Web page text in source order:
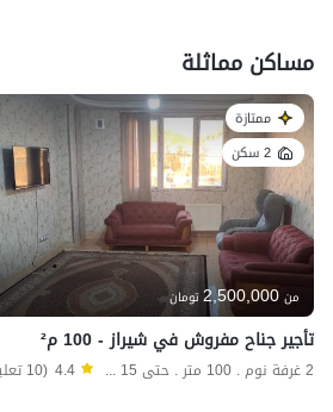
مساكن مماثلة
ممتازة
2 سكن
من 2,500,000تومان
تأجير جناح مفروش في شيراز - 100 م²
2 غرفة نوم . 100 متر . حتى 15 ضيف 4.4 (10 تعليق)